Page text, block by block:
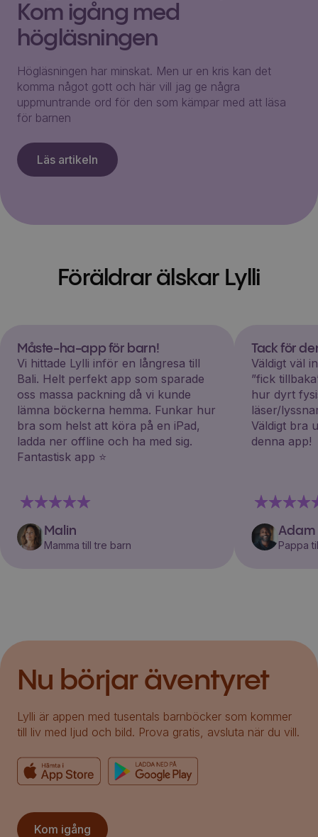
Kom igång med
högläsningen
Högläsningen har minskat. Men ur en kris kan det
komma något gott och här vill jag ge några
uppmuntrande ord för den som kämpar med att läsa
för barnen
Läs artikeln
Föräldrar älskar Lylli
Måste-ha-app för barn!
Vi hittade Lylli inför en långresa till
Bali. Helt perfekt app som sparade
oss massa packning då vi kunde
lämna böckerna hemma. Funkar hur
bra som helst att köra på en iPad,
ladda ner offline och ha med sig.
Fantastisk app ⭐️
Malin
Mamma till tre barn
Tack för
Väldigt väl
”fick
hur dyrt
läser/
Väldigt bra
denna app!
Adam
Pappa
Nu börjar äventyret
Lylli är appen med tusentals barnböcker som kommer
till liv med ljud och bild. Prova gratis, avsluta när du vill.
Kom igång